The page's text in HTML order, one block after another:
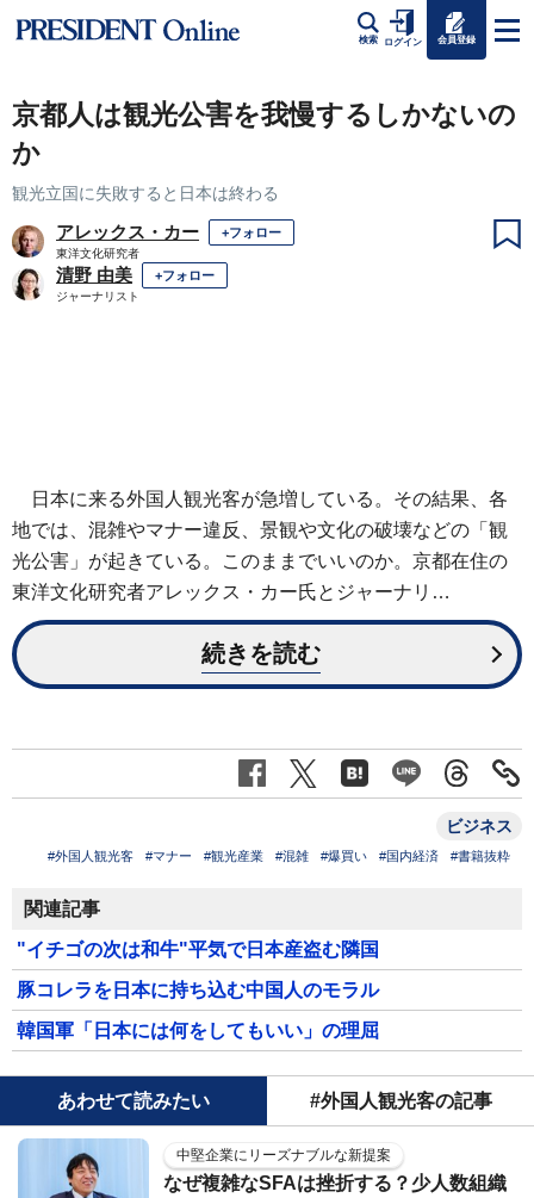
検索 ログイン 会員登録
京都人は観光公害を我慢するしかないの
か
観光立国に失敗すると日本は終わる
アレックス・カー +フォロー
東洋文化研究者
清野 由美 +フォロー
ジャーナリスト
日本に来る外国人観光客が急増している。その結果、各
地では、混雑やマナー違反、景観や文化の破壊などの「観
光公害」が起きている。このままでいいのか。京都在住の
東洋文化研究者アレックス・カー氏とジャーナリ…
続きを読む
ビジネス
#外国人観光客 #マナー #観光産業 #混雑 #爆買い #国内経済 #書籍抜粋
関連記事
"イチゴの次は和牛"平気で日本産盗む隣国
豚コレラを日本に持ち込む中国人のモラル
韓国軍「日本には何をしてもいい」の理屈
あわせて読みたい #外国人観光客の記事
中堅企業にリーズナブルな新提案
なぜ複雑なSFAは挫折する？少人数組織